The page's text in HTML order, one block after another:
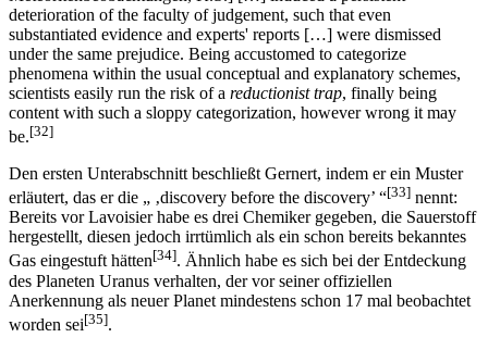
deterioration of the faculty of judgement, such that even
substantiated evidence and experts' reports […] were dismissed
under the same prejudice. Being accustomed to categorize
phenomena within the usual conceptual and explanatory schemes,
scientists easily run the risk of a reductionist trap, finally being
content with such a sloppy categorization, however wrong it may
be.[32]
Den ersten Unterabschnitt beschließt Gernert, indem er ein Muster
erläutert, das er die „ ‚discovery before the discovery’ “[33] nennt:
Bereits vor Lavoisier habe es drei Chemiker gegeben, die Sauerstoff
hergestellt, diesen jedoch irrtümlich als ein schon bereits bekanntes
Gas eingestuft hätten[34]. Ähnlich habe es sich bei der Entdeckung
des Planeten Uranus verhalten, der vor seiner offiziellen
Anerkennung als neuer Planet mindestens schon 17 mal beobachtet
worden sei[35].